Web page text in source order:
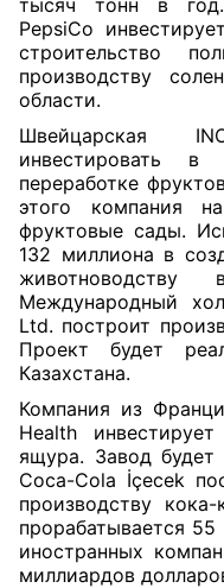
тысяч тонн в год.
PepsiCo
строительство
производству
области.
Швейцарская
инвестировать в
переработке
этого компания
фруктовые сады.
132 миллиона в
Международный
Ltd. построит
Проект будет
Казахстана.
Компания из
Health
ящура. Завод будет
Coca-Cola İçecek
производству
прорабатывается
иностранных
миллиардов